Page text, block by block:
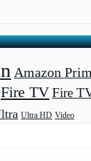
Amazon
Fire TVFire
Ultra HD Video